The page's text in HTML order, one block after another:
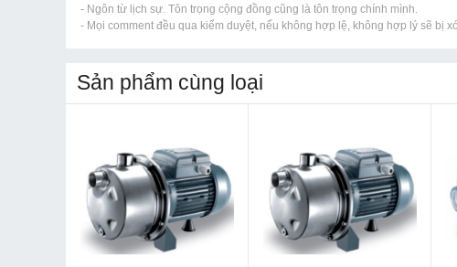
- Ngôn từ lịch sự. Tôn trọng cộng đồng cũng là tôn trọng chính mình.
- Mọi comment đều qua kiểm duyệt, nếu không hợp lệ, không hợp lý sẽ bị
Sản phẩm cùng loại